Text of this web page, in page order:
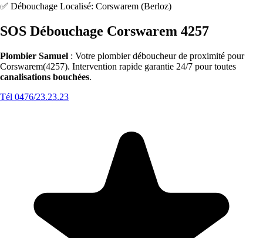
✅ Débouchage Localisé: Corswarem (Berloz)
SOS Débouchage Corswarem 4257
Plombier Samuel : Votre plombier déboucheur de proximité pour
Corswarem(4257). Intervention rapide garantie 24/7 pour toutes
canalisations bouchées.
Tél 0476/23.23.23